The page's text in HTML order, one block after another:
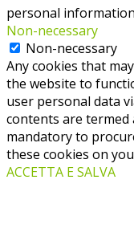
personal
Non-necessary
Non-necessary
Any cookies that
the website to
user personal data
contents are termed
mandatory to
these cookies on
ACCETTA E SALVA